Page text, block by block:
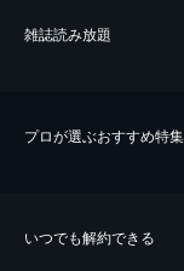
雑誌読み放題
プロが選ぶおすすめ特集
いつでも解約できる